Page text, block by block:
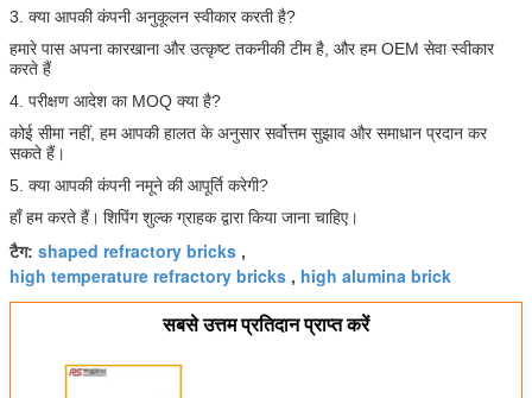
3. क्या आपकी कंपनी अनुकूलन स्वीकार करती है?
हमारे पास अपना कारखाना और उत्कृष्ट तकनीकी टीम है, और हम OEM सेवा स्वीकार
करते हैं
4. परीक्षण आदेश का MOQ क्या है?
कोई सीमा नहीं, हम आपकी हालत के अनुसार सर्वोत्तम सुझाव और समाधान प्रदान कर
सकते हैं।
5. क्या आपकी कंपनी नमूने की आपूर्ति करेगी?
हाँ हम करते हैं। शिपिंग शुल्क ग्राहक द्वारा किया जाना चाहिए।
टैग: shaped refractory bricks ,
high temperature refractory bricks , high alumina brick
सबसे उत्तम प्रतिदान प्राप्त करें